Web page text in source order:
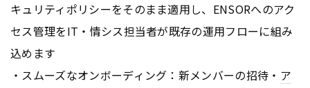
キュリティポリシーをそのまま適用し、ENSORへのアク
セス管理をIT・情シス担当者が既存の運用フローに組み
込めます
・スムーズなオンボーディング：新メンバーの招待・ ア